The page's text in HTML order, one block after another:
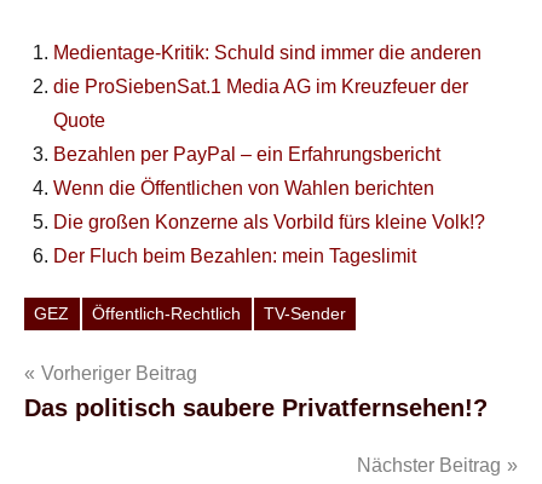
Medientage-Kritik: Schuld sind immer die anderen
die ProSiebenSat.1 Media AG im Kreuzfeuer der
Quote
Bezahlen per PayPal – ein Erfahrungsbericht
Wenn die Öffentlichen von Wahlen berichten
Die großen Konzerne als Vorbild fürs kleine Volk!?
Der Fluch beim Bezahlen: mein Tageslimit
Schlagwörter
GEZ Öffentlich-Rechtlich TV-Sender
Beitragsnavigation
Vorheriger Beitrag
Das politisch saubere Privatfernsehen!?
Nächster Beitrag